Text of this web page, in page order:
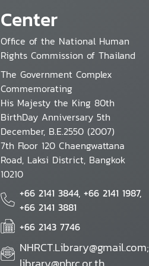
Center
Office of the National Human
Rights Commission of Thailand
The Government Complex
Commemorating
His Majesty the King 80th
BirthDay Anniversary 5th
December, B.E.2550 (2007)
7th Floor 120 Chaengwattana
Road, Laksi District, Bangkok
10210
+66 2141 3844, +66 2141 1987,
+66 2141 3881
+66 2143 7746
NHRCT.Library@gmail.com;